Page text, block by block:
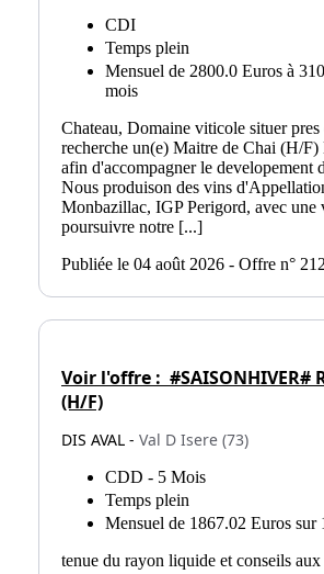
CDI
Temps plein
Mensuel de 2800.0 Euros à
mois
Chateau, Domaine viticole situer pres
recherche un(e) Maitre de Chai (H/
afin d'accompagner le developement
Nous produison des vins
Monbazillac, IGP Perigord, avec une
poursuivre notre [...]
Publiée le 04 août 2026 - Offre n°
Voir l'offre : #SAISONHIVER#
(H/F)
DIS AVAL - Val D Isere (73)
CDD - 5 Mois
Temps plein
Mensuel de 1867.02 Euros sur
tenue du rayon liquide et conseils